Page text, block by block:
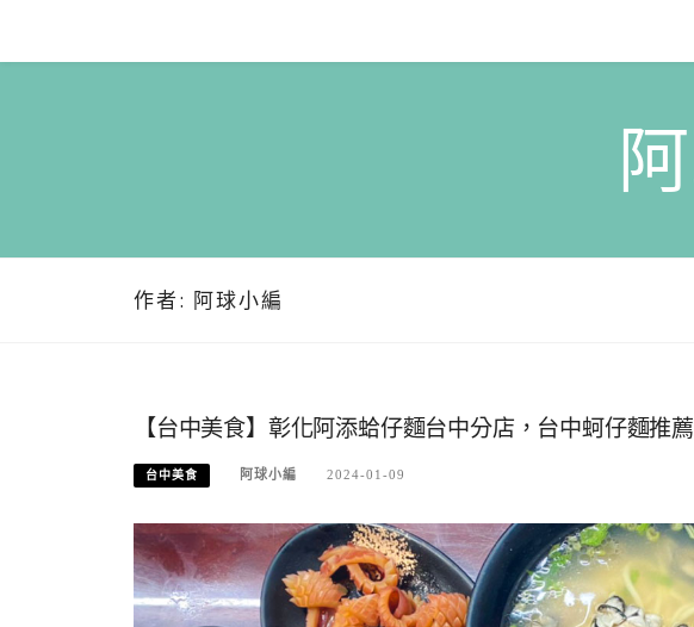
content
作者: 阿球小編
【台中美食】彰化阿添蛤仔麵台中分店，台中蚵仔麵推
台中美食 阿球小編 2024-01-09